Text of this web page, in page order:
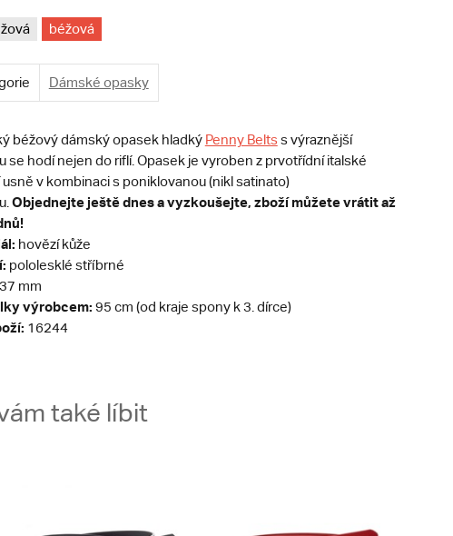
béžová
Dámské opasky
béžový dámský opasek hladký Penny Belts s výraznější
se hodí nejen do riflí. Opasek je vyroben z prvotřídní italské
usně v kombinaci s poniklovanou (nikl satinato)
Objednejte ještě dnes a vyzkoušejte, zboží můžete vrátit až
hovězí kůže
pololesklé stříbrné
37 mm
výrobcem: 95 cm (od kraje spony k 3. dírce)
16244
také líbit